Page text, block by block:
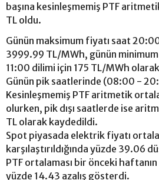
başına kesinleşmemiş PTF
TL oldu.
Günün maksimum fiyatı saat
3999.99 TL/MWh, günün
11:00 dilimi için 175 TL/MWh
Günün pik saatlerinde (08:00 -
Kesinleşmemiş PTF aritmetik
olurken, pik dışı saatlerde ise
TL olarak kaydedildi.
Spot piyasada elektrik fiyatı
karşılaştırıldığında yüzde 39.06
PTF ortalaması bir önceki
yüzde 14.43 azalış gösterdi.